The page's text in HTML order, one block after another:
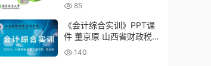
85
《会计综合实训》PPT课
件 董京原 山西省财政税
务专科学校
140